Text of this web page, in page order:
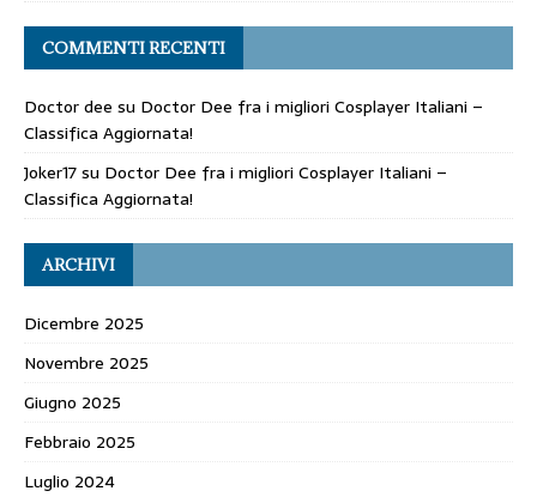
COMMENTI RECENTI
Doctor dee su Doctor Dee fra i migliori Cosplayer Italiani –
Classifica Aggiornata!
Joker17su Doctor Dee fra i migliori Cosplayer Italiani –
Classifica Aggiornata!
ARCHIVI
Dicembre 2025
Novembre 2025
Giugno 2025
Febbraio 2025
Luglio 2024